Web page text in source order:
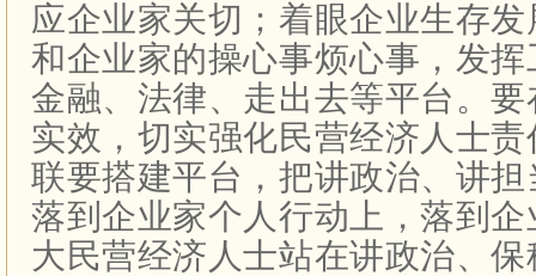
应企业家关切；着眼企业生存
和企业家的操心事烦心事，发
金融、法律、走出去等平台。
实效，切实强化民营经济人士
联要搭建平台，把讲政治、讲
落到企业家个人行动上，落到
大民营经济人士站在讲政治、